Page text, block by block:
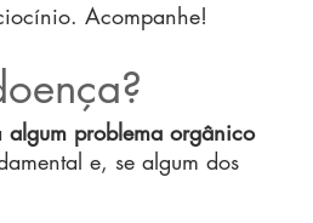
Acompanhe!
algum problema orgânico
e, se algum dos